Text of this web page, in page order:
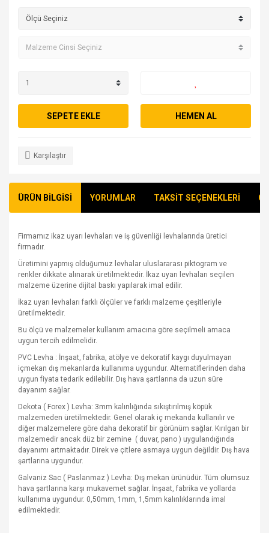
SEPETE EKLE HEMEN AL
Karşılaştır
ÜRÜN BİLGİSİ YORUMLAR TAKSİT SEÇENEKLERİ
Firmamız ikaz uyarı levhaları ve iş güvenliği levhalarında üretici
firmadır.
Üretimini yapmış olduğumuz levhalar uluslararası piktogram ve
renkler dikkate alınarak üretilmektedir. İkaz uyarı levhaları seçilen
malzeme üzerine dijital baskı yapılarak imal edilir.
İkaz uyarı levhaları farklı ölçüler ve farklı malzeme çeşitleriyle
üretilmektedir.
Bu ölçü ve malzemeler kullanım amacına göre seçilmeli amaca
uygun tercih edilmelidir.
PVC Levha : İnşaat, fabrika, atölye ve dekoratif kaygı duyulmayan
içmekan dış mekanlarda kullanıma uygundur. Alternatiflerinden daha
uygun fiyata tedarik edilebilir. Dış hava şartlarına da uzun süre
dayanım sağlar.
Dekota ( Forex ) Levha: 3mm kalınlığında sıkıştırılmış köpük
malzemeden üretilmektedir. Genel olarak iç mekanda kullanılır ve
diğer malzemelere göre daha dekoratif bir görünüm sağlar. Kırılgan bir
malzemedir ancak düz bir zemine ( duvar, pano ) uygulandığında
dayanımı artmaktadır. Direk ve çitlere asmaya uygun değildir. Dış hava
şartlarına uygundur.
Galvaniz Sac ( Paslanmaz ) Levha: Dış mekan ürünüdür. Tüm olumsuz
hava şartlarına karşı mukavemet sağlar. İnşaat, fabrika ve yollarda
kullanıma uygundur. 0,50mm, 1mm, 1,5mm kalınlıklarında imal
edilmektedir.